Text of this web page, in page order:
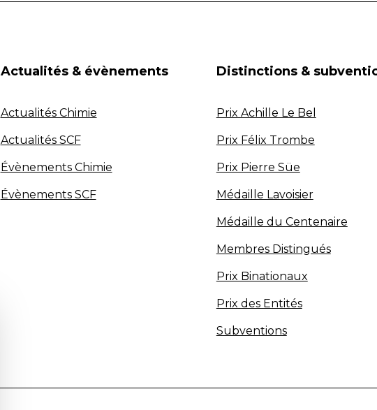
Actualités & évènements
Actualités Chimie
Actualités SCF
Évènements Chimie
Évènements SCF
Distinctions &
Prix Achille Le Bel
Prix Félix Trombe
Prix Pierre Süe
Médaille Lavoisier
Médaille du Centenaire
Membres Distingués
Prix Binationaux
Prix des Entités
Subventions